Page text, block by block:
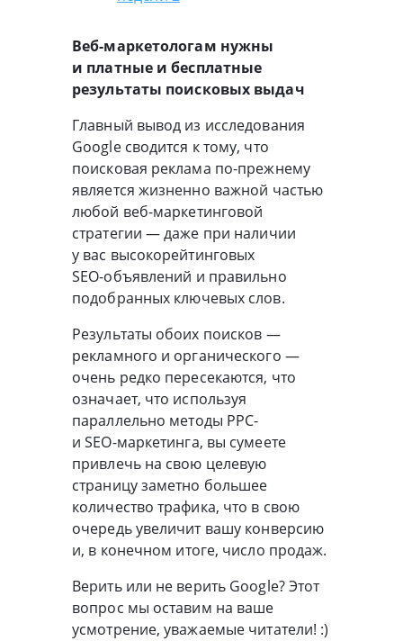
Веб-маркетологам нужны
и платные и бесплатные
результаты поисковых выдач
Главный вывод из исследования
Google сводится к тому, что
поисковая реклама по-прежнему
является жизненно важной частью
любой веб-маркетинговой
стратегии — даже при наличии
у вас высокорейтинговых
SEO-объявлений и правильно
подобранных ключевых слов.
Результаты обоих поисков —
рекламного и органического —
очень редко пересекаются, что
означает, что используя
параллельно методы PPC-
иSEO-маркетинга, вы сумеете
привлечь на свою целевую
страницу заметно большее
количество трафика, что в свою
очередь увеличит вашу конверсию
и, в конечном итоге, число продаж.
Верить или не верить Google? Этот
вопрос мы оставим на ваше
усмотрение, уважаемые читатели! :)